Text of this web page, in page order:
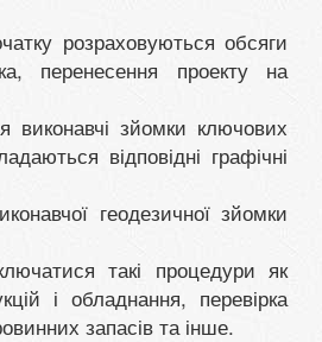
розраховуються обсяги
перенесення проекту на
виконавчі зйомки ключових
відповідні графічні
геодезичної зйомки
такі процедури як
і обладнання, перевірка
запасів та інше.